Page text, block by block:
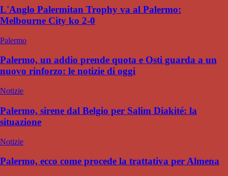
L'Anglo Palermitan Trophy va al Palermo:
Melbourne City ko 2-0
Palermo
Palermo, un addio prende quota e Osti guarda a un
nuovo rinforzo: le notizie di oggi
Notizie
Palermo, sirene dal Belgio per Salim Diakité: la
situazione
Notizie
Palermo, ecco come procede la trattativa per Almena